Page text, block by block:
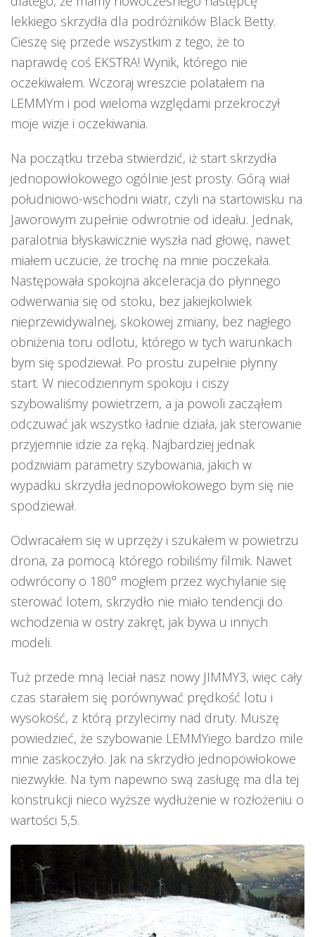
lekkiego skrzydła dla podróżników Black Betty.
Cieszę się przede wszystkim z tego, że to
naprawdę coś EKSTRA! Wynik, którego nie
oczekiwałem. Wczoraj wreszcie polatałem na
LEMMYm i pod wieloma względami przekroczył
moje wizje i oczekiwania.
Na początku trzeba stwierdzić, iż start skrzydła
jednopowłokowego ogólnie jest prosty. Górą wiał
południowo-wschodni wiatr, czyli na startowisku na
Jaworowym zupełnie odwrotnie od ideału. Jednak,
paralotnia błyskawicznie wyszła nad głowę, nawet
miałem uczucie, że trochę na mnie poczekała.
Następowała spokojna akceleracja do płynnego
odwerwania się od stoku, bez jakiejkolwiek
nieprzewidywalnej, skokowej zmiany, bez nagłego
obniżenia toru odlotu, którego w tych warunkach
bym się spodziewał. Po prostu zupełnie płynny
start. W niecodziennym spokoju i ciszy
szybowaliśmy powietrzem, a ja powoli zacząłem
odczuwać jak wszystko ładnie działa, jak sterowanie
przyjemnie idzie za ręką. Najbardziej jednak
podziwiam parametry szybowania, jakich w
wypadku skrzydła jednopowłokowego bym się nie
spodziewał.
Odwracałem się w uprzęży i szukałem w powietrzu
drona, za pomocą którego robiliśmy filmik. Nawet
odwrócony o 180° mogłem przez wychylanie się
sterować lotem, skrzydło nie miało tendencji do
wchodzenia w ostry zakręt, jak bywa u innych
modeli.
Tuż przede mną leciał nasz nowy JIMMY3, więc cały
czas starałem się porównywać prędkość lotu i
wysokość, z którą przylecimy nad druty. Muszę
powiedzieć, że szybowanie LEMMYiego bardzo mile
mnie zaskoczyło. Jak na skrzydło jednopowłokowe
niezwykłe. Na tym napewno swą zasługę ma dla tej
konstrukcji nieco wyższe wydłużenie w rozłożeniu o
wartości 5,5.